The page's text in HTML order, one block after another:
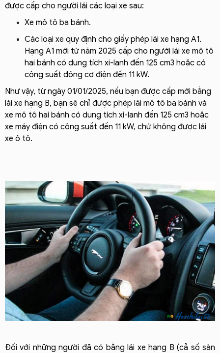
được cấp cho người lái các loại xe sau:
Xe mô tô ba bánh.
Các loại xe quy định cho giấy phép lái xe hạng A1.
Hạng A1 mới từ năm 2025 cấp cho người lái xe mô tô
hai bánh có dung tích xi-lanh đến 125 cm3 hoặc có
công suất động cơ điện đến 11 kW.
Như vậy, từ ngày 01/01/2025, nếu bạn được cấp mới bằng
lái xe hạng B, bạn sẽ chỉ được phép lái mô tô ba bánh và
xe mô tô hai bánh có dung tích xi-lanh đến 125 cm3 hoặc
xe máy điện có công suất đến 11 kW, chứ không được lái
xe ô tô.
Đối với những người đã có bằng lái xe hạng B (cả số sàn